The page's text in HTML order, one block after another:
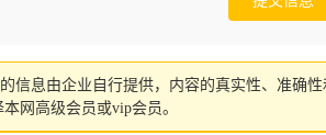
信息由企业自行提供，内容的真实性、准确
网高级会员或vip会员。